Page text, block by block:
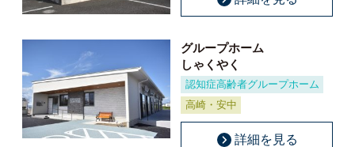
グループホーム
しゃくやく
認知症高齢者グループホーム
高崎・安中
詳細を見る